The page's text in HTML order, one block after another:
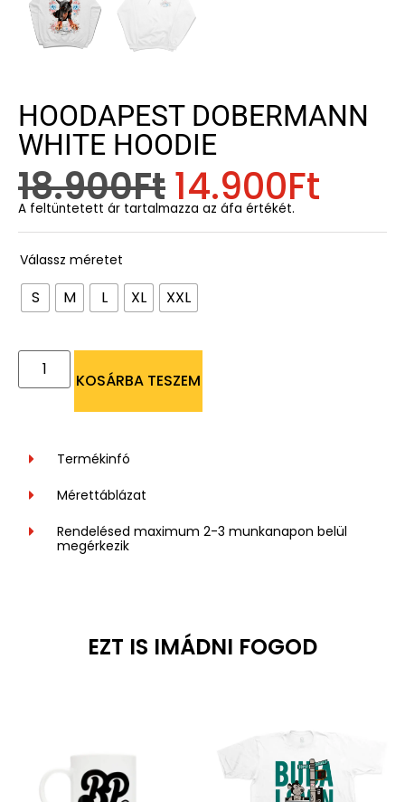
HOODAPEST DOBERMANN
WHITE HOODIE
18.900Ft14.900Ft
A feltüntetett ár tartalmazza az áfa értékét.
Válassz méretet
S M L XL XXL
KOSÁRBA TESZEM
Termékinfó
Mérettáblázat
Rendelésed maximum 2-3 munkanapon belül
megérkezik
EZT IS IMÁDNI FOGOD